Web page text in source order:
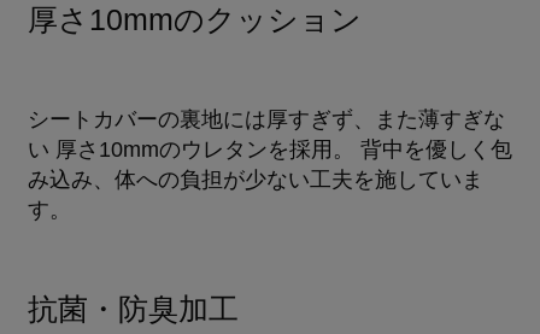
厚さ10mmのクッション
シートカバーの裏地には厚すぎず、また薄すぎな
い 厚さ10mmのウレタンを採用。 背中を優しく包
み込み、体への負担が少ない工夫を施していま
す。
抗菌・防臭加工